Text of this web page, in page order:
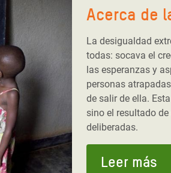
Acerca de
La desigualdad
todas: socava el
las esperanzas y
personas
de salir de ella.
sino el resultado
deliberadas.
Leer más